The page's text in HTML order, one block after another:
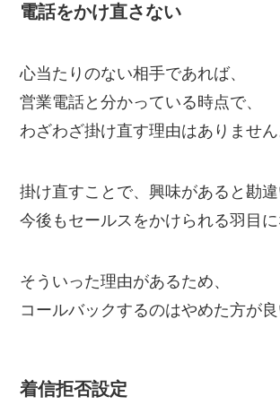
電話をかけ直さない
心当たりのない相手であれば、
営業電話と分かっている時点で、
わざわざ掛け直す理由はありません
掛け直すことで、興味があると勘違
今後もセールスをかけられる羽目に
そういった理由があるため、
コールバックするのはやめた方が良
着信拒否設定